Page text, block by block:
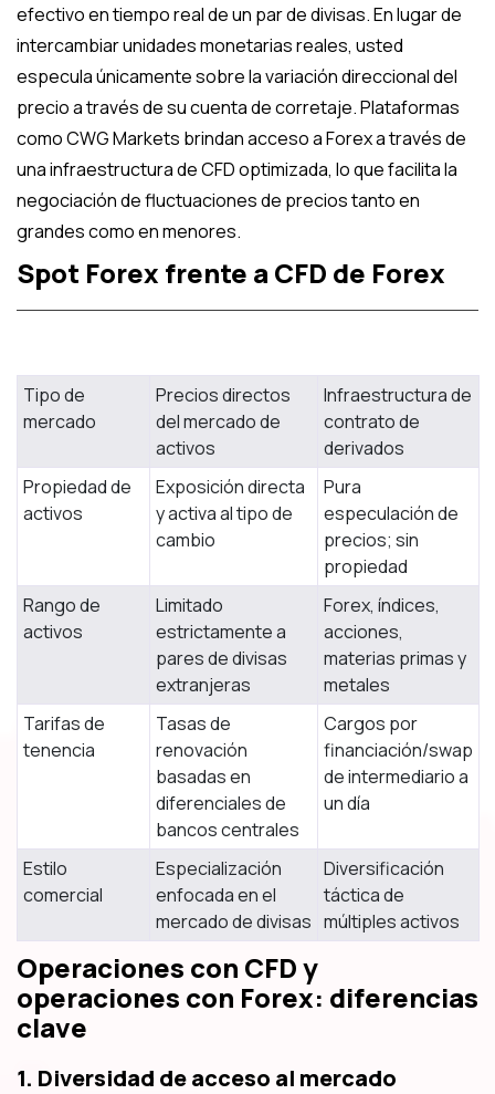
efectivo en tiempo real de un par de divisas. En lugar de
intercambiar unidades monetarias reales, usted
especula únicamente sobre la variación direccional del
precio a través de su cuenta de corretaje. Plataformas
como CWG Markets brindan acceso a Forex a través de
una infraestructura de CFD optimizada, lo que facilita la
negociación de fluctuaciones de precios tanto en
grandes como en menores.
Spot Forex frente a CFD de Forex
Tipo de
mercado
Precios directos
del mercado de
activos
Infraestructura de
contrato de
derivados
Propiedad de
activos
Exposición directa
y activa al tipo de
cambio
Pura
especulación de
precios; sin
propiedad
Rango de
activos
Limitado
estrictamente a
pares de divisas
extranjeras
Forex, índices,
acciones,
materias primas y
metales
Tarifas de
tenencia
Tasas de
renovación
basadas en
diferenciales de
bancos centrales
Cargos por
financiación/swap
de intermediario a
un día
Estilo
comercial
Especialización
enfocada en el
mercado de divisas
Diversificación
táctica de
múltiples activos
Operaciones con CFD y
operaciones con Forex: diferencias
clave
1. Diversidad de acceso al mercado